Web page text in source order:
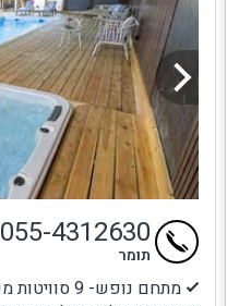
מתחם נופש- 9 סוויטות מעוצבות
055-4312630
תומר